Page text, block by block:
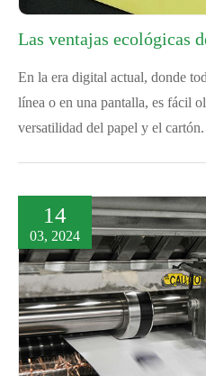
Las ventajas ecológicas
En la era digital actual, donde
línea o en una pantalla, es fácil
versatilidad del papel y el
14
03, 2024